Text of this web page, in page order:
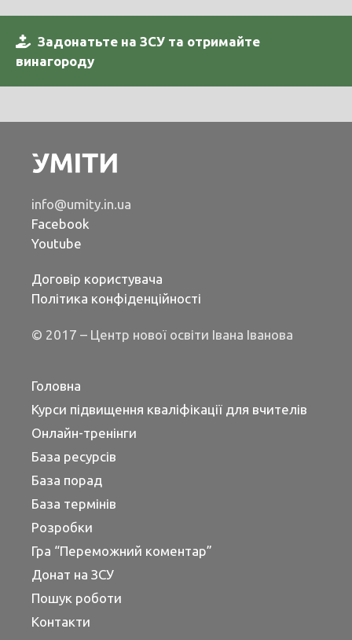
Задонатьте на ЗСУ та отримайте
винагороду
info@umity.in.ua
Facebook
Youtube
Договір користувача
Політика конфіденційності
© 2017 – Центр нової освіти Івана Іванова
Головна
Курси підвищення кваліфікації для вчителів
Онлайн-тренінги
База ресурсів
База порад
База термінів
Розробки
Гра “Переможний коментар”
Донат на ЗСУ
Пошук роботи
Контакти